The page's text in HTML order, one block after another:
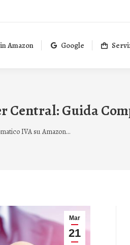
Amazon Google
Central: Guida
IVA su Amazon…
Mar
21